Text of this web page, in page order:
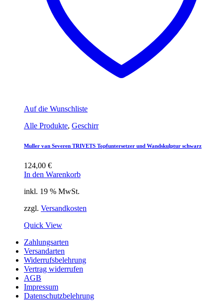
Auf die Wunschliste
Alle Produkte, Geschirr
Muller van Severen TRIVETS Topfuntersetzer und Wandskulptur schwarz
124,00 €
In den Warenkorb
inkl. 19 % MwSt.
zzgl. Versandkosten
Quick View
Zahlungsarten
Versandarten
Widerrufsbelehrung
Vertrag widerrufen
AGB
Impressum
Datenschutzbelehrung